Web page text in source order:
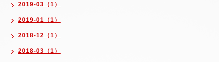
2019-03（1）
2019-01（1）
2018-12（1）
2018-03（1）